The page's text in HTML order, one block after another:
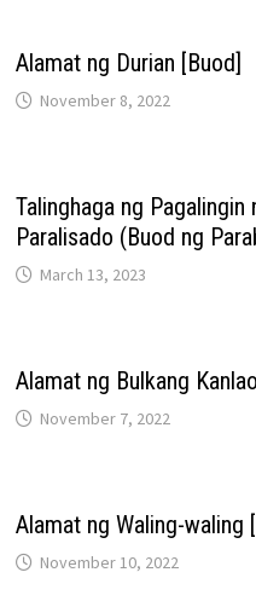
Alamat ng Durian [Buod]
November 8, 2022
Talinghaga ng
Paralisado (Buod ng
March 13, 2023
Alamat ng Bulkang
November 7, 2022
Alamat ng Waling-waling
November 10, 2022